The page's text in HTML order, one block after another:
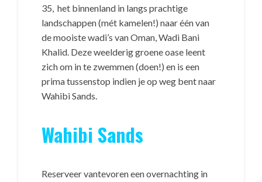
35, het binnenland in langs prachtige
landschappen (mét kamelen!) naar één van
de mooiste wadi’s van Oman, Wadi Bani
Khalid. Deze weelderig groene oase leent
zich om in te zwemmen (doen!) en is een
prima tussenstop indien je op weg bent naar
Wahibi Sands.
Wahibi Sands
Reserveer vantevoren een overnachting in